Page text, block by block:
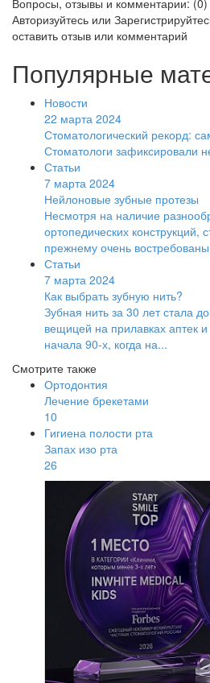
Вопросы, отзывы и комментарии: (0)
Авторизуйтесь или
оставить отзыв или комментарий
Популярные
Новости
22 марта 2024
Стоматологический рекорд:
Стоматологи зафиксировали
Статьи
7 марта 2024
Нейлоновые зубные протезы
Несмотря на наличие
ортопедических
прежнему очень
Статьи
7 марта 2024
Как выбрать зубную нить?
Зубная нить за 30 лет стала
вещицей на прилавках аптек
начала 90-х, когда на...
Смотрите также
Ортодонтия
Лечение брекетами
10
Гигиена полости рта
Запах изо рта
26